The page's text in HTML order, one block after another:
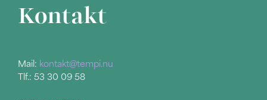
Kontakt
Mail: kontakt@tempi.nu
Tlf.: 53 30 09 58